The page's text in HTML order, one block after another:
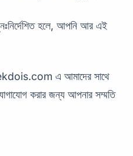
হলে, আপনি আর এই
এ আমাদের সাথে
করার জন্য আপনার সম্মতি